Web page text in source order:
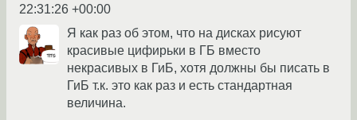
22:31:26 +00:00
Я как раз об этом, что на дисках рисуют
красивые цифирьки в ГБ вместо
некрасивых в ГиБ, хотя должны бы писать в
ГиБ т.к. это как раз и есть стандартная
величина.